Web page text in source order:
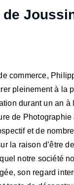
commerce,
pleinement à la
durant un an à
de Photographie
et de
la raison d’être
notre société
son regard